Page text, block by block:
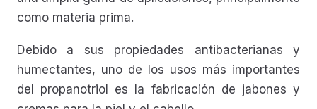
como materia prima.
Debido a sus propiedades antibacterianas y
humectantes, uno de los usos más importantes
del propanotriol es la fabricación de jabones y